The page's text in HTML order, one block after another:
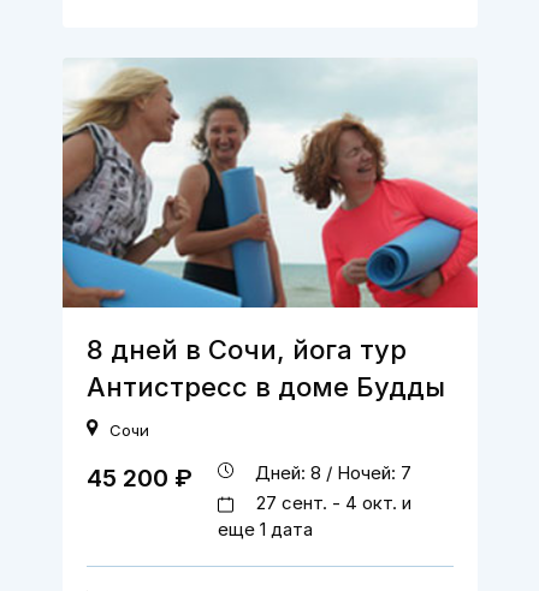
8 дней в Сочи, йога тур
Антистресс в доме Будды
Сочи
45 200 ₽
Дней: 8 / Ночей: 7
27 сент. - 4 окт. и
еще 1 дата